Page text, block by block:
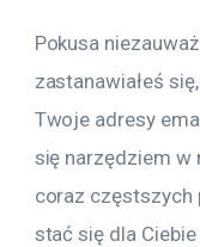
Pokusa
zastanawiałeś
Twoje adresy
się narzędziem w
coraz częstszych
stać się dla